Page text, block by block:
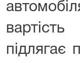
підлягає